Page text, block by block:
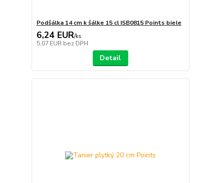
Podšálka 14 cm k šálke 15 cl ISB0815 Points biele
6,24 EUR/ks
5,07 EUR bez DPH
Detail